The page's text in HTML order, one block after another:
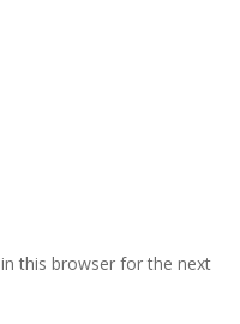
this browser for the next